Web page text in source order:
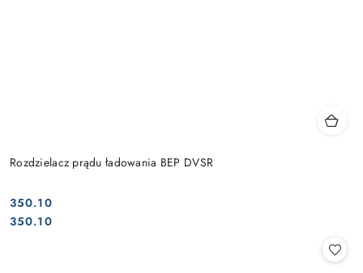
Rozdzielacz prądu ładowania BEP DVSR
Cena:
350.10
Cena:
350.10